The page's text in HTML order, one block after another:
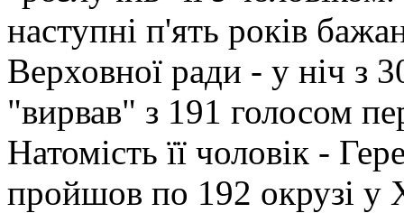
наступні п'ять років
Верховної ради - у ніч з
"вирвав" з 191 голосом
Натомість її чоловік -
пройшов по 192 окрузі у